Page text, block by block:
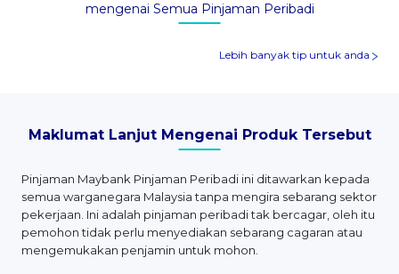
mengenai Semua Pinjaman Peribadi
Lebih banyak tip untuk anda
Maklumat Lanjut Mengenai Produk Tersebut
Pinjaman Maybank Pinjaman Peribadi ini ditawarkan kepada
semua warganegara Malaysia tanpa mengira sebarang sektor
pekerjaan. Ini adalah pinjaman peribadi tak bercagar, oleh itu
pemohon tidak perlu menyediakan sebarang cagaran atau
mengemukakan penjamin untuk mohon.